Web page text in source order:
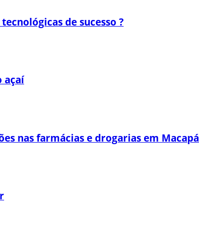
de sucesso ?
açaí
nas farmácias e drogarias em Macapá